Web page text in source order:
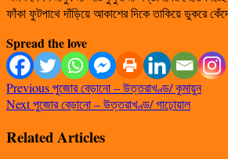
ফাঁকা ফুটপাথে দাঁড়িয়ে আকাশের দিকে তাকিয়ে ডুকরে
Spread the love
Previousপুজোর বেড়ানো – উত্তরাখণ্ড/ কুমায়ুন
Nextপুজোর বেড়ানো – উত্তরাখণ্ড/ গাঢ়োয়াল
Related Articles